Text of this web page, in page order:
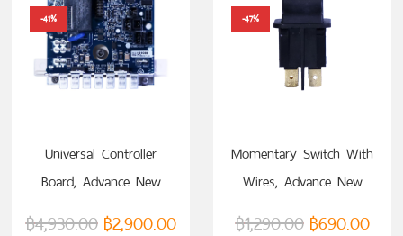
-41%
Universal Controller
Board, Advance New
Model (VTM0000067732)
฿4,930.00 ฿2,900.00
-47%
Momentary Switch With
Wires, Advance New
Model (VTM0000063906)
฿1,290.00 ฿690.00